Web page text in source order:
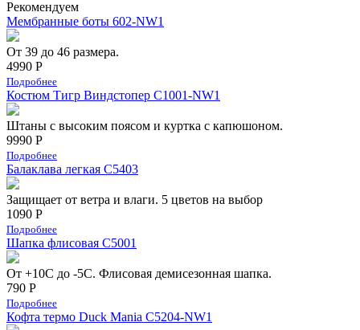
Рекомендуем
Мембранные боты 602-NW1
От 39 до 46 размера.
4990 Р
Подробнее
Костюм Тигр Виндстопер C1001-NW1
Штаны с высоким поясом и куртка с капюшоном.
9990 Р
Подробнее
Балаклава легкая С5403
Защищает от ветра и влаги. 5 цветов на выбор
1090 Р
Подробнее
Шапка флисовая С5001
От +10С до -5С. Флисовая демисезонная шапка.
790 Р
Подробнее
Кофта термо Duck Mania C5204-NW1